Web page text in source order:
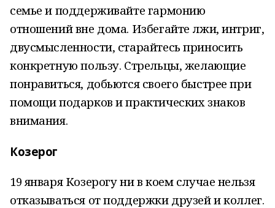
семье и поддерживайте гармонию
отношений вне дома. Избегайте лжи, интриг,
двусмысленности, старайтесь приносить
конкретную пользу. Стрельцы, желающие
понравиться, добьются своего быстрее при
помощи подарков и практических знаков
внимания.
Козерог
19 января Козерогу ни в коем случае нельзя
отказываться от поддержки друзей и коллег.